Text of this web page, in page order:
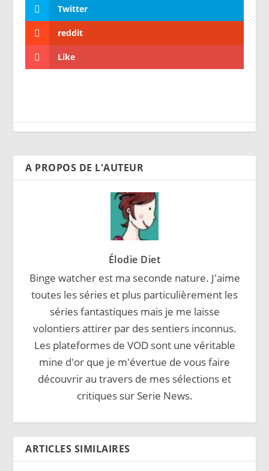
Twitter
reddit
Like
A PROPOS DE L'AUTEUR
Élodie Diet
Binge watcher est ma seconde nature. J'aime
toutes les séries et plus particulièrement les
séries fantastiques mais je me laisse
volontiers attirer par des sentiers inconnus.
Les plateformes de VOD sont une véritable
mine d'or que je m'évertue de vous faire
découvrir au travers de mes sélections et
critiques sur Serie News.
ARTICLES SIMILAIRES